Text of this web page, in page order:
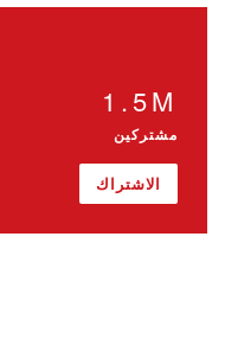
1.5M
مشتركين
الاشتراك